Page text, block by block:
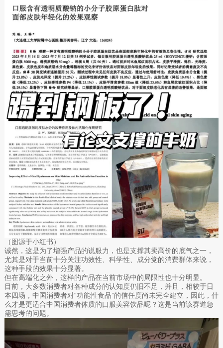
（图源于小红书）
诚然，这是为了增强产品的说服力，也是支撑其卖高价的底气之一，
尤其是对于当前十分关注功效性、科学性、成分党的消费群体来说，
这种手段的效果十分显著。
但在高端化之外，这样的产品在当前市场中的局限性也十分明显。
目前，大多数消费者对各种成分的认知度仍旧不足，并且，相较于日
本四场，中国消费者对“功能性食品”的信任度尚未完全建立，因此，什
么才是更适合中国消费者体质的口服美容饮品呢？这是当前该赛道急
需思考的问题。